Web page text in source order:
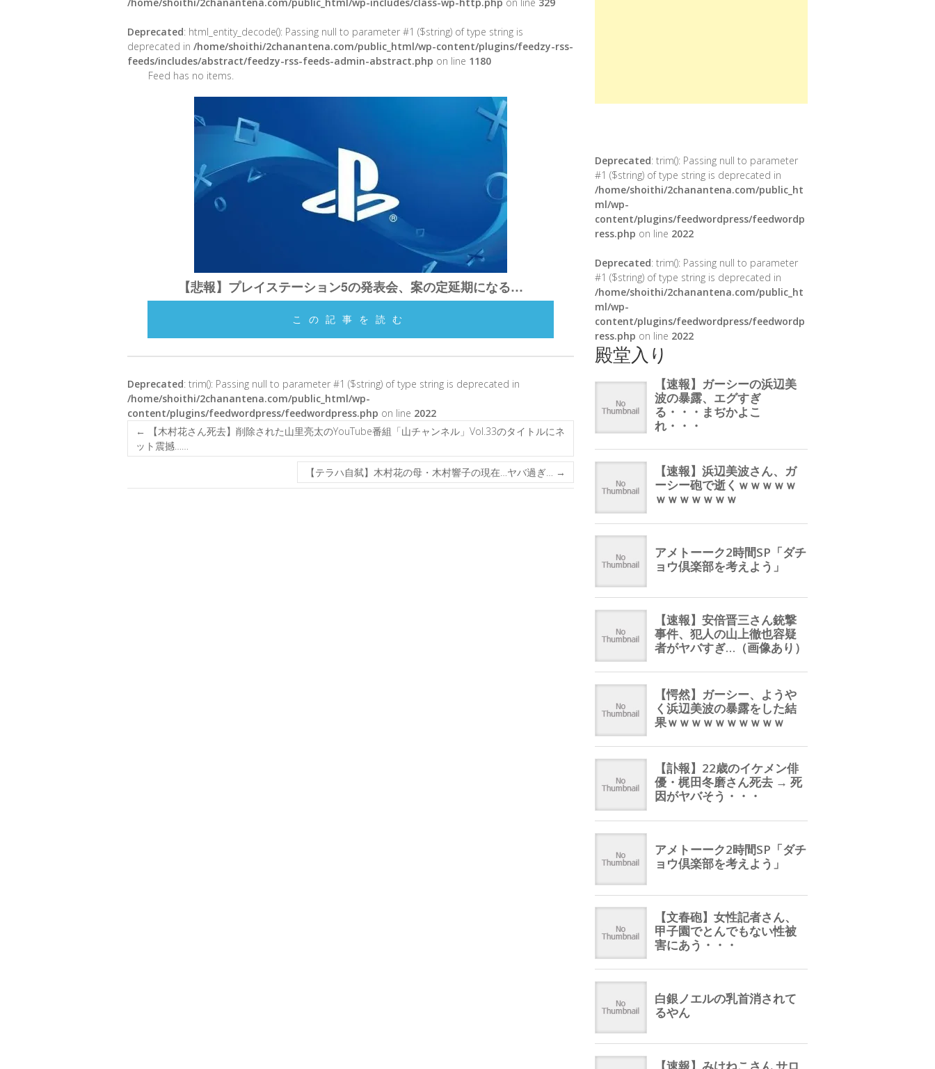
Deprecated: html_entity_decode(): Passing null to parameter #1 ($string) of type string is
deprecated in /home/shoithi/2chanantena.com/public_html/wp-content/plugins/feedzy-rss-
feeds/includes/abstract/feedzy-rss-feeds-admin-abstract.php on line 1180
Feed has no items.
【悲報】プレイステーション5の発表会、案の定延期になる…
この記事を読む
Deprecated: trim(): Passing null to parameter #1 ($string) of type string is deprecated in
/home/shoithi/2chanantena.com/public_html/wp-
content/plugins/feedwordpress/feedwordpress.php on line 2022
←
【木村花さん死去】削除された山里亮太のYouTube番組「山チャンネル」Vol.33のタイトルにネ
ット震撼……
【テラハ自弑】木村花の母・木村響子の現在…ヤバ過ぎ… →
Deprecated: trim(): Passing null to parameter
#1 ($string) of type string is deprecated in
/home/shoithi/2chanantena.com/public_ht
ml/wp-
content/plugins/feedwordpress/feedwordp
ress.php on line 2022
Deprecated: trim(): Passing null to parameter
#1 ($string) of type string is deprecated in
/home/shoithi/2chanantena.com/public_ht
ml/wp-
content/plugins/feedwordpress/feedwordp
ress.php on line 2022
殿堂入り